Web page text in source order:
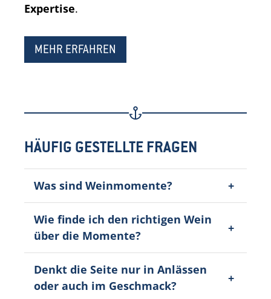
Expertise.
MEHR ERFAHREN
HÄUFIG GESTELLTE FRAGEN
Was sind Weinmomente?
Wie finde ich den richtigen Wein
über die Momente?
Denkt die Seite nur in Anlässen
oder auch im Geschmack?